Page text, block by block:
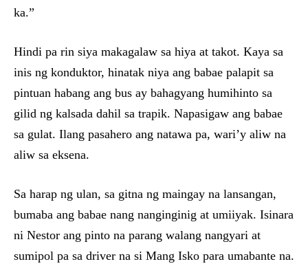
ka.”
Hindi pa rin siya makagalaw sa hiya at takot. Kaya sa
inis ng konduktor, hinatak niya ang babae palapit sa
pintuan habang ang bus ay bahagyang humihinto sa
gilid ng kalsada dahil sa trapik. Napasigaw ang babae
sa gulat. Ilang pasahero ang natawa pa, wari’y aliw na
aliw sa eksena.
Sa harap ng ulan, sa gitna ng maingay na lansangan,
bumaba ang babae nang nanginginig at umiiyak. Isinara
ni Nestor ang pinto na parang walang nangyari at
sumipol pa sa driver na si Mang Isko para umabante na.